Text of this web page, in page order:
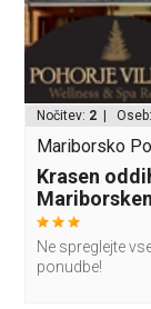
Nočitev: 2 | Oseb:
Mariborsko
Krasen
Ne spreglejte
ponudbe!